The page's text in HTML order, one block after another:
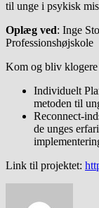
til unge i psykisk
Oplæg ved: Inge
Professionshøjskole
Kom og bliv klogere
Individuelt
metoden til
Reconnect-
de unges
Link til projektet: